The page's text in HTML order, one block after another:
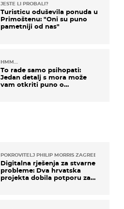
JESTE LI PROBALI?
Turisticu oduševila ponuda u
Primoštenu: "Oni su puno
pametniji od nas"
HMM…
To rade samo psihopati:
Jedan detalj s mora može
vam otkriti puno o
POKROVITELJ PHILIP MORRIS ZAGREB
Digitalna rješenja za stvarne
probleme: Dva hrvatska
projekta dobila potporu za